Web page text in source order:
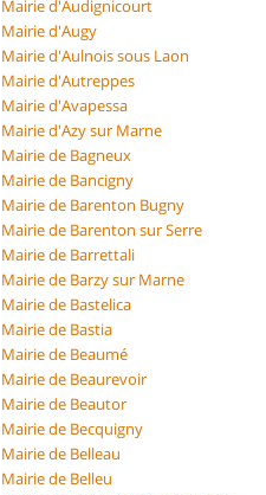
Mairie d'Audignicourt
Mairie d'Augy
Mairie d'Aulnois sous Laon
Mairie d'Autreppes
Mairie d'Avapessa
Mairie d'Azy sur Marne
Mairie de Bagneux
Mairie de Bancigny
Mairie de Barenton Bugny
Mairie de Barenton sur Serre
Mairie de Barrettali
Mairie de Barzy sur Marne
Mairie de Bastelica
Mairie de Bastia
Mairie de Beaumé
Mairie de Beaurevoir
Mairie de Beautor
Mairie de Becquigny
Mairie de Belleau
Mairie de Belleu